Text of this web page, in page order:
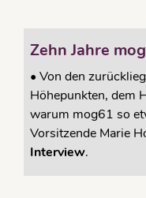
Zehn Jahre
• Von den
Höhepunkten, dem
warum mog61 so
Vorsitzende Marie
Interview.